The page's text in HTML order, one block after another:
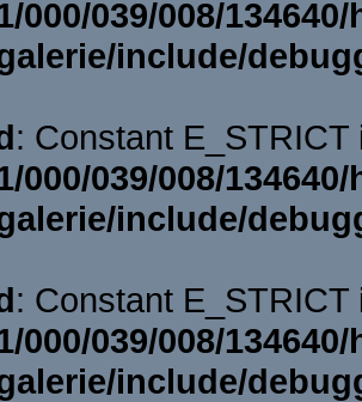
000/039/008/
include/
: Constant
000/039/008/
include/
: Constant
000/039/008/
include/